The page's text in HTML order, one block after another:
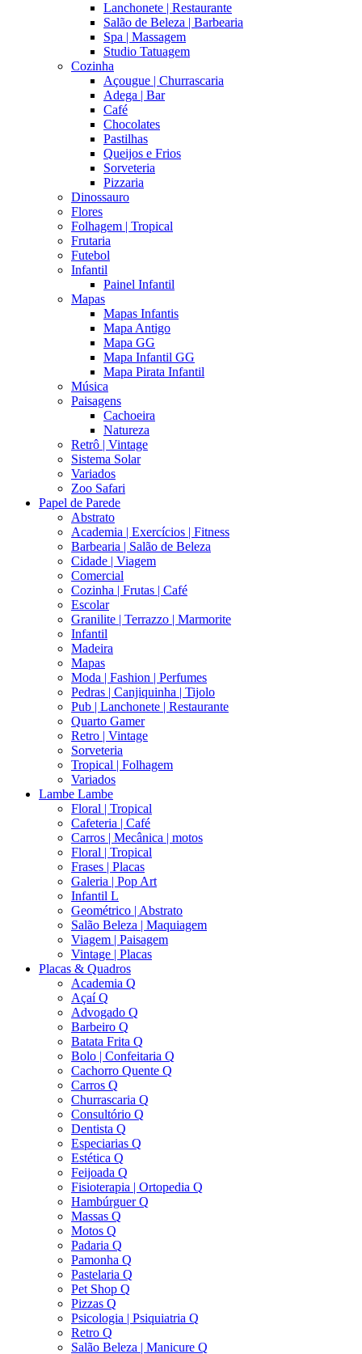
Lanchonete | Restaurante
Salão de Beleza | Barbearia
Spa | Massagem
Studio Tatuagem
Cozinha
Açougue | Churrascaria
Adega | Bar
Café
Chocolates
Pastilhas
Queijos e Frios
Sorveteria
Pizzaria
Dinossauro
Flores
Folhagem | Tropical
Frutaria
Futebol
Infantil
Painel Infantil
Mapas
Mapas Infantis
Mapa Antigo
Mapa GG
Mapa Infantil GG
Mapa Pirata Infantil
Música
Paisagens
Cachoeira
Natureza
Retrô | Vintage
Sistema Solar
Variados
Zoo Safari
Papel de Parede
Abstrato
Academia | Exercícios | Fitness
Barbearia | Salão de Beleza
Cidade | Viagem
Comercial
Cozinha | Frutas | Café
Escolar
Granilite | Terrazzo | Marmorite
Infantil
Madeira
Mapas
Moda | Fashion | Perfumes
Pedras | Canjiquinha | Tijolo
Pub | Lanchonete | Restaurante
Quarto Gamer
Retro | Vintage
Sorveteria
Tropical | Folhagem
Variados
Lambe Lambe
Floral | Tropical
Cafeteria | Café
Carros | Mecânica | motos
Floral | Tropical
Frases | Placas
Galeria | Pop Art
Infantil L
Geométrico | Abstrato
Salão Beleza | Maquiagem
Viagem | Paisagem
Vintage | Placas
Placas & Quadros
Academia Q
Açaí Q
Advogado Q
Barbeiro Q
Batata Frita Q
Bolo | Confeitaria Q
Cachorro Quente Q
Carros Q
Churrascaria Q
Consultório Q
Dentista Q
Especiarias Q
Estética Q
Feijoada Q
Fisioterapia | Ortopedia Q
Hambúrguer Q
Massas Q
Motos Q
Padaria Q
Pamonha Q
Pastelaria Q
Pet Shop Q
Pizzas Q
Psicologia | Psiquiatria Q
Retro Q
Salão Beleza | Manicure Q